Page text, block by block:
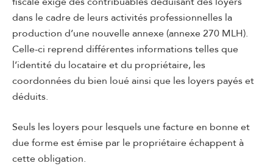
dans le cadre de leurs activités professionnelles la
production d’une nouvelle annexe (annexe 270 MLH).
Celle-ci reprend différentes informations telles que
l’identité du locataire et du propriétaire, les
coordonnées du bien loué ainsi que les loyers payés et
déduits.
Seuls les loyers pour lesquels une facture en bonne et
due forme est émise par le propriétaire échappent à
cette obligation.